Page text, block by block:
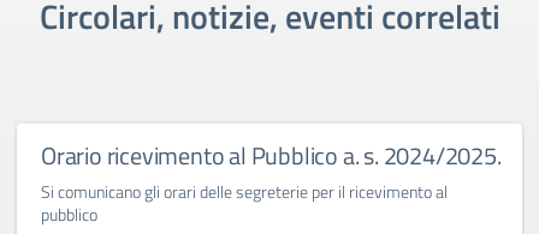
Circolari, notizie, eventi correlati
Orario ricevimento al Pubblico a. s. 2024/2025.
Si comunicano gli orari delle segreterie per il ricevimento al
pubblico